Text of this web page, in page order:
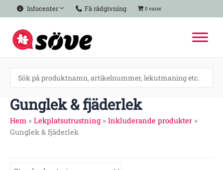
Hoppa
till
innehåll
Infocenter Få rådgivning 0 varor
Gunglek & fjäderlek
Hem » Lekplatsutrustning » Inkluderande produkter »
Gunglek & fjäderlek